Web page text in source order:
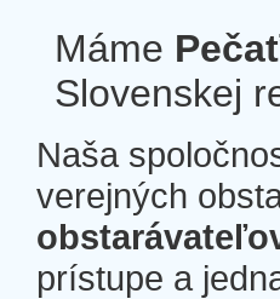
Máme
Slovenskej
Naša
verejných
prístupe a